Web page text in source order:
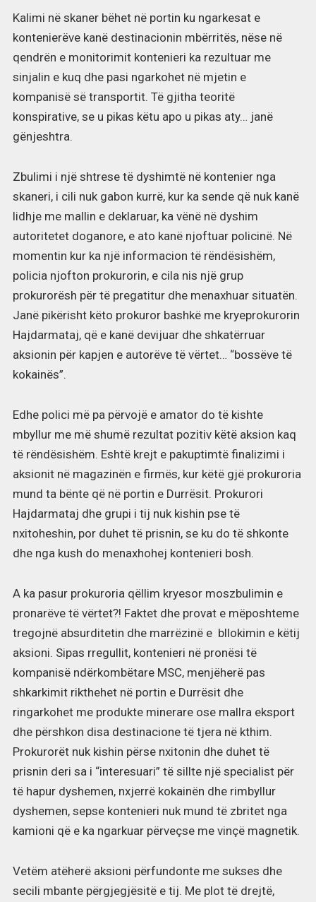
Kalimi në skaner bëhet në portin ku ngarkesat e
kontenierëve kanë destinacionin mbërritës, nëse në
qendrën e monitorimit kontenieri ka rezultuar me
sinjalin e kuq dhe pasi ngarkohet në mjetin e
kompanisë së transportit. Të gjitha teoritë
konspirative, se u pikas këtu apo u pikas aty… janë
gënjeshtra.
Zbulimi i një shtrese të dyshimtë në kontenier nga
skaneri, i cili nuk gabon kurrë, kur ka sende që nuk kanë
lidhje me mallin e deklaruar, ka vënë në dyshim
autoritetet doganore, e ato kanë njoftuar policinë. Në
momentin kur ka një informacion të rëndësishëm,
policia njofton prokurorin, e cila nis një grup
prokurorësh për të pregatitur dhe menaxhuar situatën.
Janë pikërisht këto prokuror bashkë me kryeprokurorin
Hajdarmataj, që e kanë devijuar dhe shkatërruar
aksionin për kapjen e autorëve të vërtet… “bossëve të
kokainës”.
Edhe polici më pa përvojë e amator do të kishte
mbyllur me më shumë rezultat pozitiv këtë aksion kaq
të rëndësishëm. Eshtë krejt e pakuptimtë finalizimi i
aksionit në magazinën e firmës, kur këtë gjë prokuroria
mund ta bënte që në portin e Durrësit. Prokurori
Hajdarmataj dhe grupi i tij nuk kishin pse të
nxitoheshin, por duhet të prisnin, se ku do të shkonte
dhe nga kush do menaxhohej kontenieri bosh.
A ka pasur prokuroria qëllim kryesor moszbulimin e
pronarëve të vërtet?! Faktet dhe provat e mëposhteme
tregojnë absurditetin dhe marrëzinë e bllokimin e këtij
aksioni. Sipas rregullit, kontenieri në pronësi të
kompanisë ndërkombëtare MSC, menjëherë pas
shkarkimit rikthehet në portin e Durrësit dhe
ringarkohet me produkte minerare ose mallra eksport
dhe përshkon disa destinacione të tjera në kthim.
Prokurorët nuk kishin përse nxitonin dhe duhet të
prisnin deri sa i “interesuari” të sillte një specialist për
të hapur dyshemen, nxjerrë kokainën dhe rimbyllur
dyshemen, sepse kontenieri nuk mund të zbritet nga
kamioni që e ka ngarkuar përveçse me vinçë magnetik.
Vetëm atëherë aksioni përfundonte me sukses dhe
secili mbante përgjegjësitë e tij. Me plot të drejtë,